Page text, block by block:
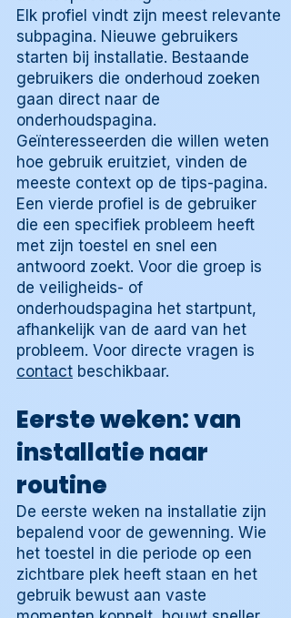
Elk profiel vindt zijn meest relevante
subpagina. Nieuwe gebruikers
starten bij installatie. Bestaande
gebruikers die onderhoud zoeken
gaan direct naar de
onderhoudspagina.
Geïnteresseerden die willen weten
hoe gebruik eruitziet, vinden de
meeste context op de tips-pagina.
Een vierde profiel is de gebruiker
die een specifiek probleem heeft
met zijn toestel en snel een
antwoord zoekt. Voor die groep is
de veiligheids- of
onderhoudspagina het startpunt,
afhankelijk van de aard van het
probleem. Voor directe vragen is
contact beschikbaar.
Eerste weken: van
installatie naar
routine
De eerste weken na installatie zijn
bepalend voor de gewenning. Wie
het toestel in die periode op een
zichtbare plek heeft staan en het
gebruik bewust aan vaste